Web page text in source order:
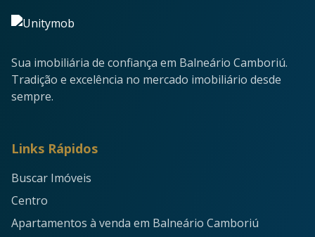
Sua imobiliária de confiança em Balneário Camboriú.
Tradição e excelência no mercado imobiliário desde
sempre.
Links Rápidos
Buscar Imóveis
Centro
Apartamentos à venda em Balneário Camboriú